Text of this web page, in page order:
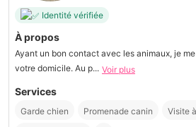
Identité vérifiée
À propos
Ayant un bon contact avec les animaux, je
votre domicile. Au p... Voir plus
Services
Garde chien Promenade canin Visite